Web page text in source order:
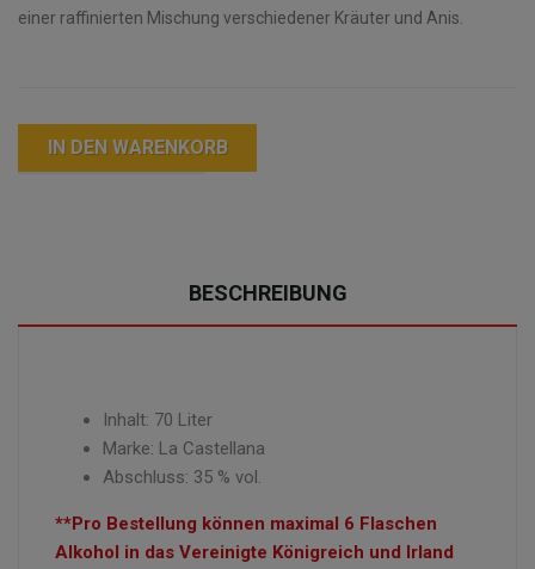
einer raffinierten Mischung verschiedener Kräuter und Anis.
IN DEN WARENKORB
BESCHREIBUNG
Inhalt: 70 Liter
Marke: La Castellana
Abschluss: 35 % vol.
**Pro Bestellung können maximal 6 Flaschen
Alkohol in das Vereinigte Königreich und Irland